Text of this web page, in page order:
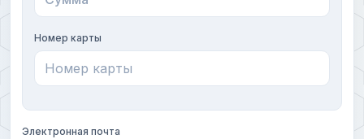
Номер карты
Электронная почта